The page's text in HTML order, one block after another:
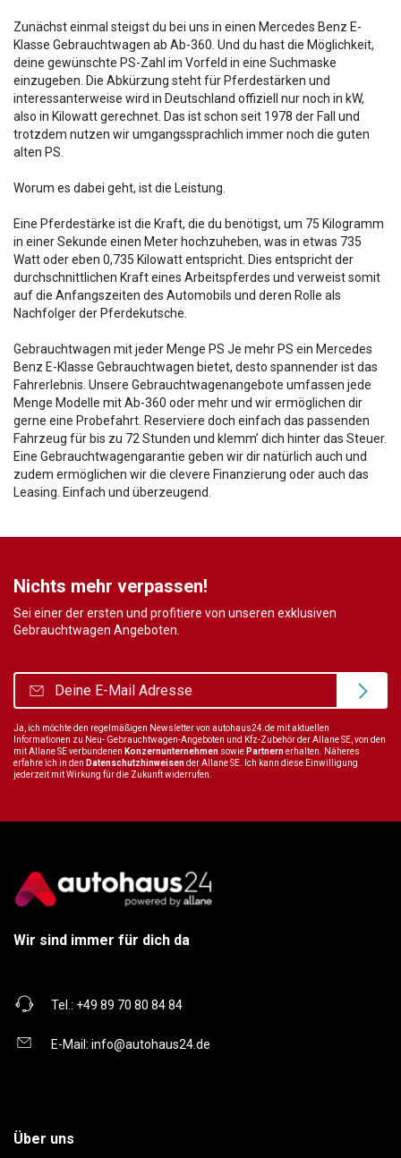
Zunächst einmal steigst du bei uns in einen Mercedes Benz E-
Klasse Gebrauchtwagen ab Ab-360. Und du hast die Möglichkeit,
deine gewünschte PS-Zahl im Vorfeld in eine Suchmaske
einzugeben. Die Abkürzung steht für Pferdestärken und
interessanterweise wird in Deutschland offiziell nur noch in kW,
also in Kilowatt gerechnet. Das ist schon seit 1978 der Fall und
trotzdem nutzen wir umgangssprachlich immer noch die guten
alten PS.
Worum es dabei geht, ist die Leistung.
Eine Pferdestärke ist die Kraft, die du benötigst, um 75 Kilogramm
in einer Sekunde einen Meter hochzuheben, was in etwas 735
Watt oder eben 0,735 Kilowatt entspricht. Dies entspricht der
durchschnittlichen Kraft eines Arbeitspferdes und verweist somit
auf die Anfangszeiten des Automobils und deren Rolle als
Nachfolger der Pferdekutsche.
Gebrauchtwagen mit jeder Menge PS Je mehr PS ein Mercedes
Benz E-Klasse Gebrauchtwagen bietet, desto spannender ist das
Fahrerlebnis. Unsere Gebrauchtwagenangebote umfassen jede
Menge Modelle mit Ab-360 oder mehr und wir ermöglichen dir
gerne eine Probefahrt. Reserviere doch einfach das passenden
Fahrzeug für bis zu 72 Stunden und klemm’ dich hinter das Steuer.
Eine Gebrauchtwagengarantie geben wir dir natürlich auch und
zudem ermöglichen wir die clevere Finanzierung oder auch das
Leasing. Einfach und überzeugend.
Nichts mehr verpassen!
Sei einer der ersten und profitiere von unseren exklusiven
Gebrauchtwagen Angeboten.
Ja, ich möchte den regelmäßigen Newsletter von autohaus24.de mit aktuellen
Informationen zu Neu- Gebrauchtwagen-Angeboten und Kfz-Zubehör der Allane SE, von den
mit Allane SE verbundenen Konzernunternehmen sowie Partnernerhalten. Näheres
erfahre ich in den Datenschutzhinweisender Allane SE. Ich kann diese Einwilligung
jederzeit mit Wirkung für die Zukunft widerrufen.
Wir sind immer für dich da
Tel.: +49 89 70 80 84 84
E-Mail: info@autohaus24.de
Über uns